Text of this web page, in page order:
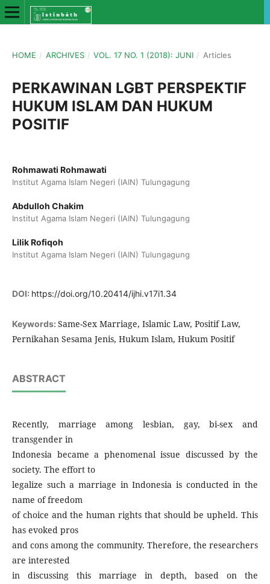
HOME / ARCHIVES / VOL. 17 NO. 1 (2018): JUNI / Articles
PERKAWINAN LGBT PERSPEKTIF
HUKUM ISLAM DAN HUKUM
POSITIF
Rohmawati Rohmawati
Institut Agama Islam Negeri (IAIN) Tulungagung
Abdulloh Chakim
Institut Agama Islam Negeri (IAIN) Tulungagung
Lilik Rofiqoh
Institut Agama Islam Negeri (IAIN) Tulungagung
DOI: https://doi.org/10.20414/ijhi.v17i1.34
Keywords: Same-Sex Marriage, Islamic Law, Positif Law,
Pernikahan Sesama Jenis, Hukum Islam, Hukum Positif
ABSTRACT
Recently, marriage among lesbian, gay, bi-sex and
transgender in
Indonesia became a phenomenal issue discussed by the
society. The effort to
legalize such a marriage in Indonesia is conducted in the
name of freedom
of choice and the human rights that should be upheld. This
has evoked pros
and cons among the community. Therefore, the researchers
are interested
in discussing this marriage in depth, based on the